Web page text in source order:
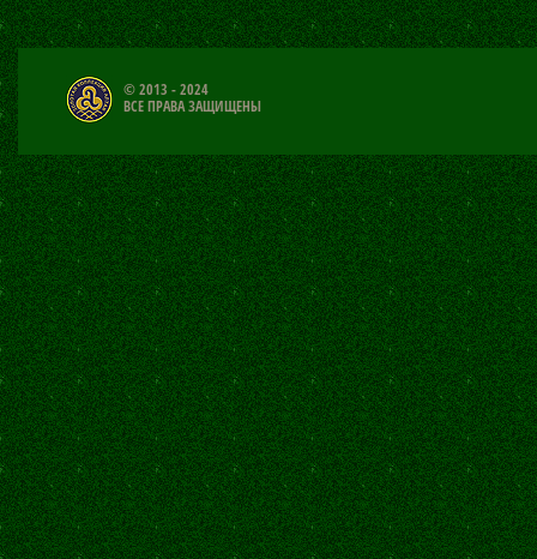
© 2013 - 2024
ВСЕ ПРАВА ЗАЩИЩЕНЫ